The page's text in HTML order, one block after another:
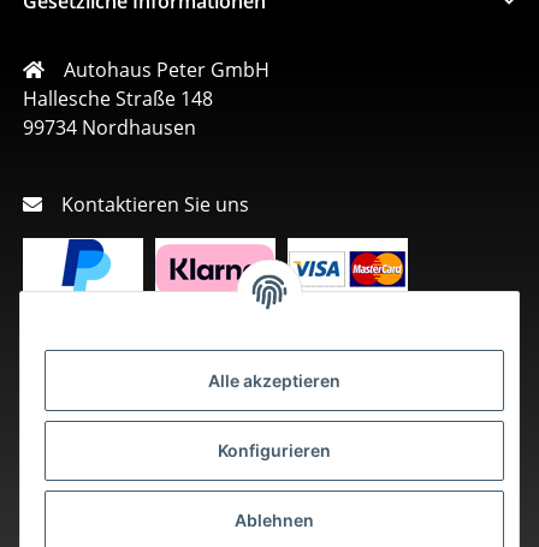
Alle akzeptieren
Konfigurieren
Ablehnen
Autohaus Peter GmbH
Hallesche Straße 148
99734 Nordhausen
Kontaktieren Sie uns